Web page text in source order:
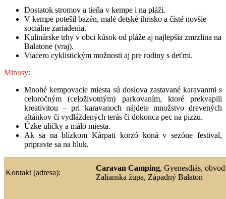
Dostatok stromov a tieňa v kempe i na pláži.
V kempe potešil bazén, malé detské ihrisko a čísté novšie
sociálne zariadenia.
Kulinárske trhy v obci kúsok od pláže aj najlepšia zmrzlina na
Balatone (vraj).
Viacero cyklistickým možnosti aj pre rodiny s deťmi.
Minusy:
Mnohé kempovacie miesta sú doslova zastavané karavanmi s
celoročným (celoživotným) parkovaním, ktoré prekvapili
kreativitou – pri karavanoch nájdete množstvo drevených
altánkov či vydláždených terás či dokonca pec na pizzu.
Úzke uličky a málo miesta.
Ak sa na blízkom Kárpati korzó koná v sezóne festival,
pripravte sa na hluk.
Kontakt (adresa):
Caravan Camping, Gyenesdiás,
Zalianska župa, Západný Balaton